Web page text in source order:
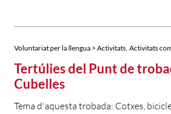
Voluntariat per la llengua > Activitats Activitats
Tertúlies del Punt de
Cubelles
Tema d'aquesta trobada: Cotxes,